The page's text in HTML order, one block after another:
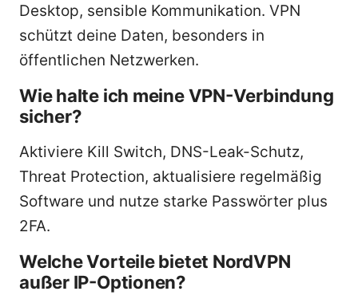
Desktop, sensible Kommunikation. VPN
schützt deine Daten, besonders in
öffentlichen Netzwerken.
Wie halte ich meine VPN-Verbindung
sicher?
Aktiviere Kill Switch, DNS-Leak-Schutz,
Threat Protection, aktualisiere regelmäßig
Software und nutze starke Passwörter plus
2FA.
Welche Vorteile bietet NordVPN
außer IP-Optionen?